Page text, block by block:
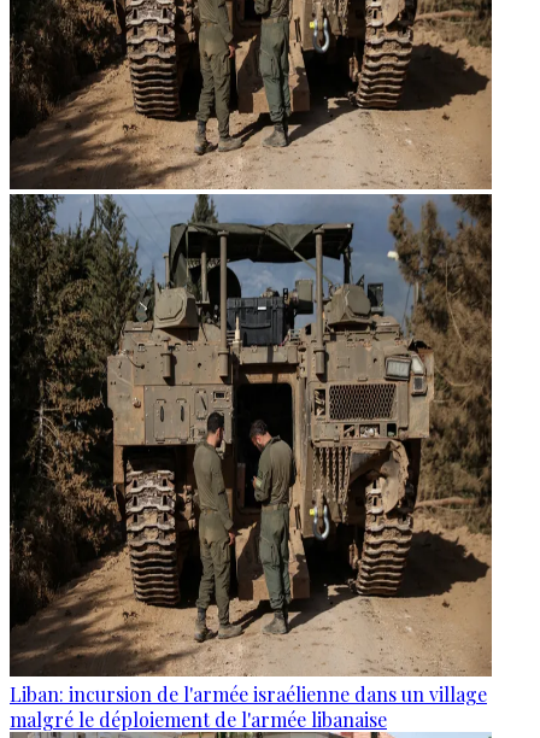
Liban: incursion de l'armée israélienne dans un village
malgré le déploiement de l'armée libanaise